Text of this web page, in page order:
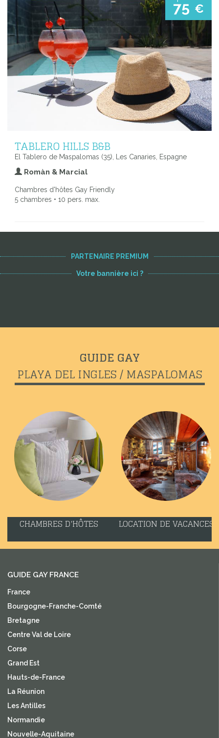
75 €
TABLERO HILLS B&B
El Tablero de Maspalomas (35), Les Canaries, Espagne
Romàn & Marcial
Chambres d'hôtes Gay Friendly
5 chambres • 10 pers. max.
PARTENAIRE PREMIUM
Votre bannière ici ?
GUIDE GAY
PLAYA DEL INGLES / MASPALOMAS
CHAMBRES D'HÔTES LOCATION DE VACANCES
GUIDE GAY FRANCE
France
Bourgogne-Franche-Comté
Bretagne
Centre Val de Loire
Corse
Grand Est
Hauts-de-France
La Réunion
Les Antilles
Normandie
Nouvelle-Aquitaine